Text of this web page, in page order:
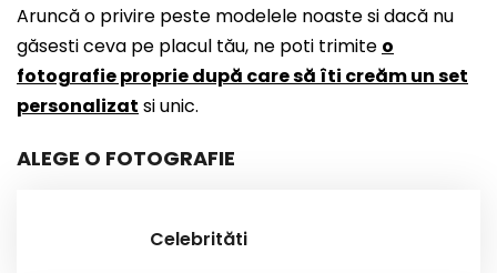
Aruncă o privire peste modelele noaste si dacă nu
găsesti ceva pe placul tău, ne poti trimite o
fotografie proprie după care să îti creăm un set
personalizat si unic.
ALEGE O FOTOGRAFIE
Celebrităti